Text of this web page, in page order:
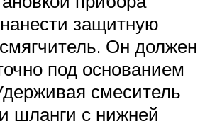
защитную
Он должен
под основанием
смеситель
шланги с нижней